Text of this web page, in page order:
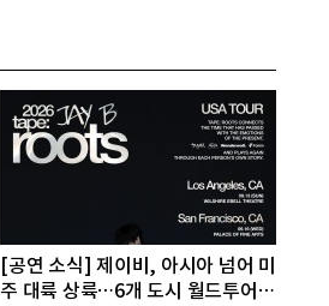
[공연 소식] 제이비, 아시아 넘어 미
주 대륙 상륙…6개 도시 월드투어